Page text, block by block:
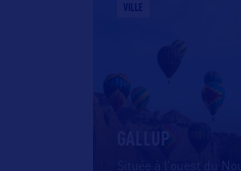
VILLE
GALLUP
Située à l’ouest du